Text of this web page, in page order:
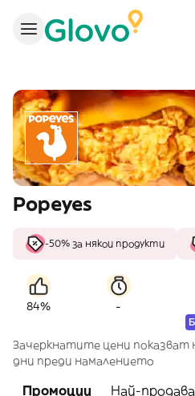
Popeyes
-50% за някои продукти
84% -
Зачеркнатите цени показват
дни преди намалението
Промоции Най-